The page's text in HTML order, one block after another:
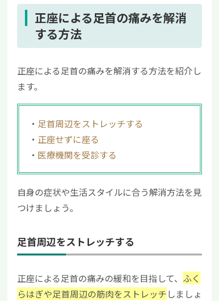
正座による足首の痛みを解消
する方法
正座による足首の痛みを解消する方法を紹介し
ます。
足首周辺をストレッチする
正座せずに座る
医療機関を受診する
自身の症状や生活スタイルに合う解消方法を見
つけましょう。
足首周辺をストレッチする
正座による足首の痛みの緩和を目指して、 ふく
らはぎや足首周辺の筋肉をストレッチしましょ